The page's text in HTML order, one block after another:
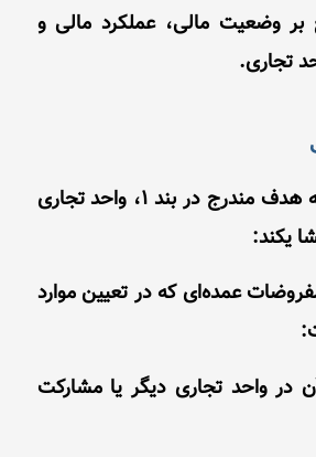
بر وضعیت مالی، عملکرد مالی و
تجاری.
2- برای دستیابی به هدف مندرج در بند 1، واحد تجاری
یکند:
عمده‌ای که در تعیین موارد
در واحد تجاری دیگر یا مشارکت